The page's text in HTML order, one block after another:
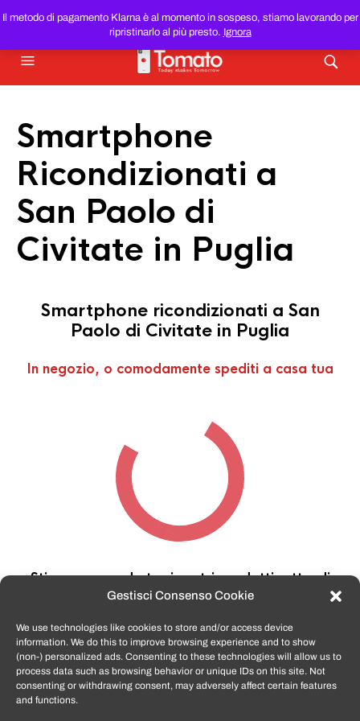
Gestisci Consenso Cookie
We use technologies like cookies to store and/or access device
information. We do this to improve browsing experience and to show
(non-) personalized ads. Consenting to these technologies will allow us to
process data such as browsing behavior or unique IDs on this site. Not
consenting or withdrawing consent, may adversely affect certain features
and functions.
Il metodo di pagamento Klarna è al momento in sospeso, stiamo lavorando per
ripristinarlo al più presto. Ignora
SMARTPHONE E TABLET RICONDIZIONATIAL MIGLIOR
PREZZO DEL WEB!
Smartphone
Ricondizionati a
San Paolo di
Civitate in Puglia
Smartphone ricondizionati a San
Paolo di Civitate in Puglia
In negozio, o comodamente spediti a casa tua
Stiamo cercando tra i nostri prodotti, attendi
qualche secondo…
TomatoSmartphone.itè lo shop n.1 in italia per
smartphone ricondizionati garantiti e certificati
di tutte le marche,APPLE, SAMSUNG, HUAWEI,
ONEPLUS, XIAOMI e tanto altro